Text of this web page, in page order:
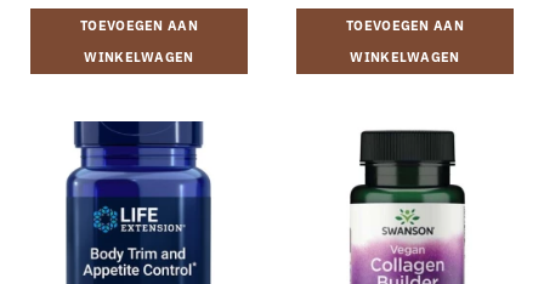
TOEVOEGEN AAN
WINKELWAGEN
TOEVOEGEN AAN
WINKELWAGEN